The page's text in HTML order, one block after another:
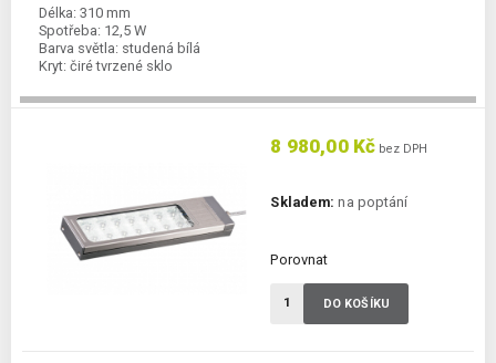
Délka: 310 mm
Spotřeba: 12,5 W
Barva světla: studená bílá
Kryt: čiré tvrzené sklo
8 980,00 Kč bez DPH
Skladem: na poptání
Porovnat
DO KOŠÍKU